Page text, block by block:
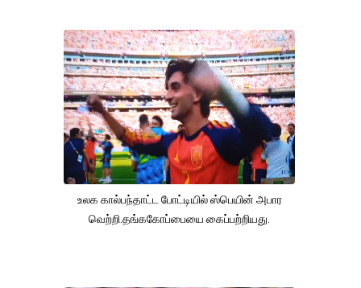
உலக கால்பந்தாட்ட போட்டியில் ஸ்பெயின் அபார
வெற்றி.தங்ககோப்பையை கைப்பற்றியது.